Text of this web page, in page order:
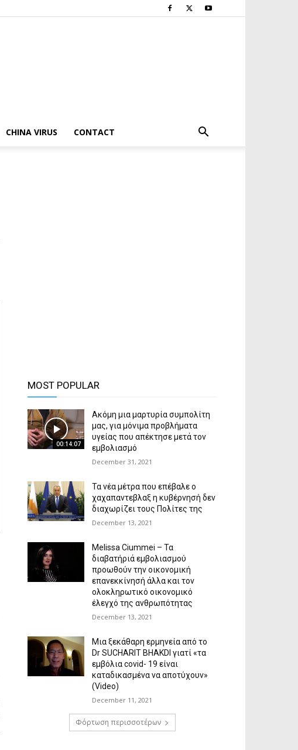
CHINA VIRUS CONTACT
MOST POPULAR
00:14:07
Ακόμη μια μαρτυρία συμπολίτη
μας, για μόνιμα προβλήματα
υγείας που απέκτησε μετά τον
εμβολιασμό
December 31, 2021
Τα νέα μέτρα που επέβαλε ο
χαχαπαντεβλαξ η κυβέρνησή δεν
διαχωρίζει τους Πολίτες της
December 13, 2021
Melissa Ciummei – Τα
διαβατήριά εμβολιασμού
προωθούν την οικονομική
επανεκκίνησή άλλα και τον
ολοκληρωτικό οικονομικό
έλεγχό της ανθρωπότητας
December 13, 2021
Μια ξεκάθαρη ερμηνεία από το
Dr SUCHARIT BHAKDI γιατί «τα
εμβόλια covid- 19 είναι
καταδικασμένα να αποτύχουν»
(Video)
December 11, 2021
Φόρτωση περισσοτέρων